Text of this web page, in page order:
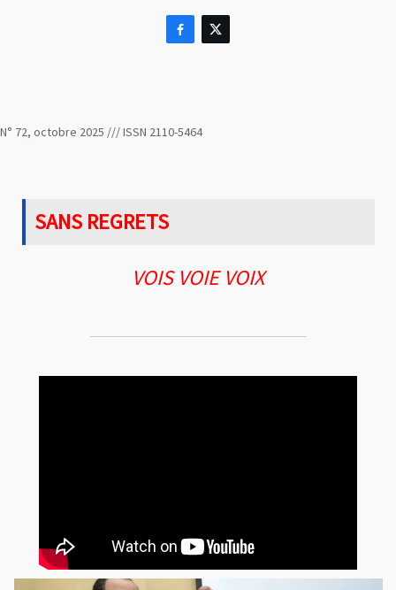
 
N° 72, octobre 2025 /// ISSN 2110-5464
SANS REGRETS
VOIS VOIE VOIX